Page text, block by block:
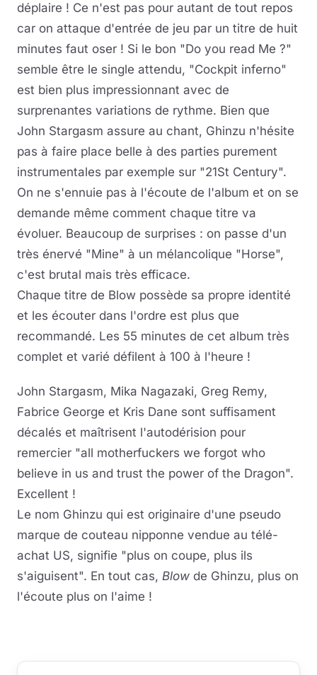
déplaire ! Ce n'est pas pour autant de tout repos
car on attaque d'entrée de jeu par un titre de huit
minutes faut oser ! Si le bon "Do you read Me ?"
semble être le single attendu, "Cockpit inferno"
est bien plus impressionnant avec de
surprenantes variations de rythme. Bien que
John Stargasm assure au chant, Ghinzu n'hésite
pas à faire place belle à des parties purement
instrumentales par exemple sur "21St Century".
On ne s'ennuie pas à l'écoute de l'album et on se
demande même comment chaque titre va
évoluer. Beaucoup de surprises : on passe d'un
très énervé "Mine" à un mélancolique "Horse",
c'est brutal mais très efficace.
Chaque titre de Blow possède sa propre identité
et les écouter dans l'ordre est plus que
recommandé. Les 55 minutes de cet album très
complet et varié défilent à 100 à l'heure !
John Stargasm, Mika Nagazaki, Greg Remy,
Fabrice George et Kris Dane sont suffisament
décalés et maîtrisent l'autodérision pour
remercier "all motherfuckers we forgot who
believe in us and trust the power of the Dragon".
Excellent !
Le nom Ghinzu qui est originaire d'une pseudo
marque de couteau nipponne vendue au télé-
achat US, signifie "plus on coupe, plus ils
s'aiguisent". En tout cas, Blow de Ghinzu, plus on
l'écoute plus on l'aime !